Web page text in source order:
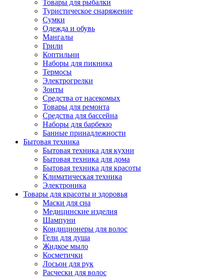
Товары для рыбалки
Туристическое снаряжение
Сумки
Одежда и обувь
Мангалы
Грили
Коптильни
Наборы для пикника
Термосы
Электрогрелки
Зонты
Средства от насекомых
Товары для ремонта
Средства для бассейна
Наборы для барбекю
Банные принадлежности
Бытовая техника
Бытовая техника для кухни
Бытовая техника для дома
Бытовая техника для красоты
Климатическая техника
Электроника
Товары для красоты и здоровья
Маски для сна
Медицинские изделия
Шампуни
Кондиционеры для волос
Гели для душа
Жидкое мыло
Косметички
Лосьон для рук
Расчески для волос